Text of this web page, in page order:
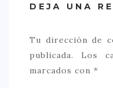
DEJA UNA
Tu dirección de
publicada.
Los
marcados con *